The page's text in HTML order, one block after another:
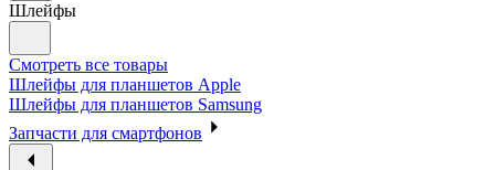
Шлейфы
Смотреть все товары
Шлейфы для планшетов Apple
Шлейфы для планшетов Samsung
Запчасти для смартфонов